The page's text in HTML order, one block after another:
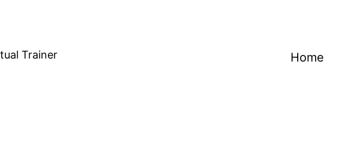
Trainer Home